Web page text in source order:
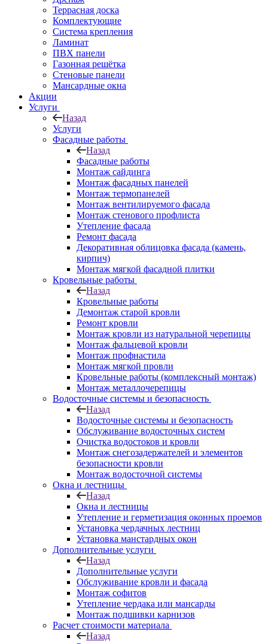
Террасная доска
Комплектующие
Система крепления
Ламинат
ПВХ панели
Газонная решётка
Стеновые панели
Мансардные окна
Акции
Услуги
Назад
Услуги
Фасадные работы
Назад
Фасадные работы
Монтаж сайдинга
Монтаж фасадных панелей
Монтаж термопанелей
Монтаж вентилируемого фасада
Монтаж стенового профлиста
Утепление фасада
Ремонт фасада
Декоративная облицовка фасада (камень,
кирпич)
Монтаж мягкой фасадной плитки
Кровельные работы
Назад
Кровельные работы
Демонтаж старой кровли
Ремонт кровли
Монтаж кровли из натуральной черепицы
Монтаж фальцевой кровли
Монтаж профнастила
Монтаж мягкой провли
Кровельные работы (комплексный монтаж)
Монтаж металлочерепицы
Водосточные системы и безопасность
Назад
Водосточные системы и безопасность
Обслуживание водосточных систем
Очистка водостоков и кровли
Монтаж снегозадержателей и элементов
безопасности кровли
Монтаж водосточной системы
Окна и лестницы
Назад
Окна и лестницы
Утепление и герметизация оконных проемов
Установка чердачных лестниц
Установка манстардных окон
Дополнительные услуги
Назад
Дополнительные услуги
Обслуживание кровли и фасада
Монтаж софитов
Утепление чердака или мансарды
Монтаж подшивки карнизов
Расчет стоимости материала
Назад